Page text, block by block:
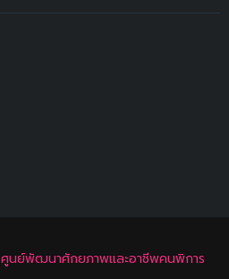
ศูนย์พัฒนาศักยภาพและอาชีพคนพิการ